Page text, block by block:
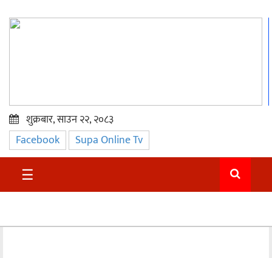
प्रमुख
समाचार
सुदुर
शुक्रबार, साउन २२, २०८३
Facebook Supa Online Tv
☰